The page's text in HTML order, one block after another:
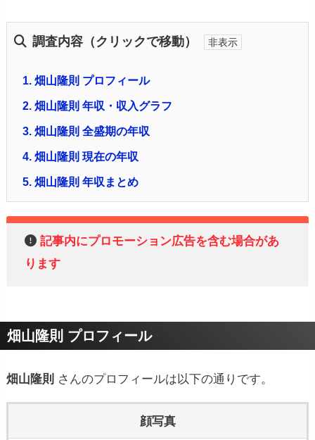
調査内容（クリックで移動）
1. 畑山隆則 プロフィール
2. 畑山隆則 年収・収入グラフ
3. 畑山隆則 全盛期の年収
4. 畑山隆則 現在の年収
5. 畑山隆則 年収まとめ
記事内にプロモーション広告を含む場合があ
ります
畑山隆則 プロフィール
畑山隆則 さんのプロフィールは以下の通りです。
顔写真